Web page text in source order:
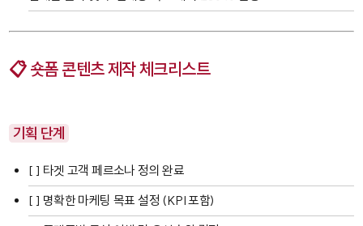
📋 숏폼 콘텐츠 제작 체크리스트
기획 단계
[ ] 타겟 고객 페르소나 정의 완료
[ ] 명확한 마케팅 목표 설정 (KPI 포함)